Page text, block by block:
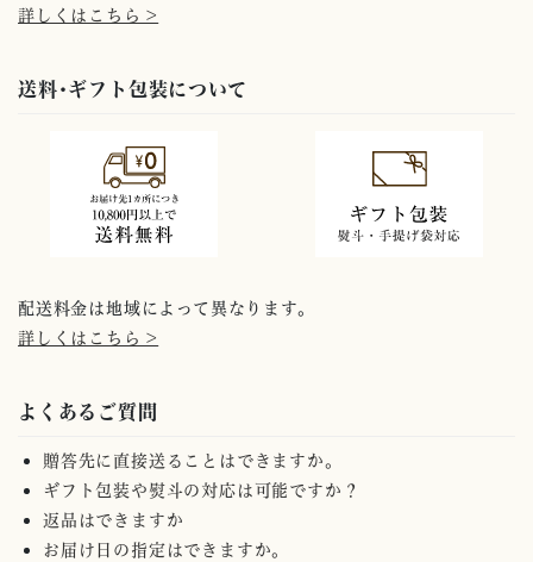
詳しくはこちら >
送料･ギフト包装について
配送料金は地域によって異なります。
詳しくはこちら >
よくあるご質問
贈答先に直接送ることはできますか。
ギフト包装や熨斗の対応は可能ですか？
返品はできますか
お届け日の指定はできますか。